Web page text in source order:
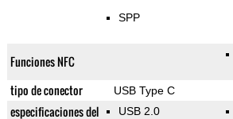
SPP
Funciones NFC
tipo de conector USB Type C
especificaciones del
USB 2.0